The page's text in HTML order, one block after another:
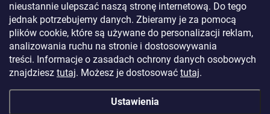
nieustannie ulepszać naszą stronę internetową. Do tego
jednak potrzebujemy danych. Zbieramy je za pomocą
plików cookie, które są używane do personalizacji reklam,
analizowania ruchu na stronie i dostosowywania
treści. Informacje o zasadach ochrony danych osobowych
znajdziesz tutaj. Możesz je dostosować tutaj.
Ustawienia
E-MAIL
Podając e-mail, akceptujeszpolitykę prywatności.
Zaloguj się